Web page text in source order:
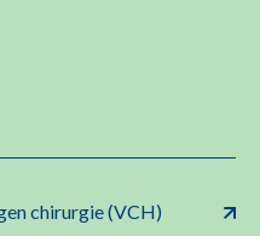
chirurgie (VCH)